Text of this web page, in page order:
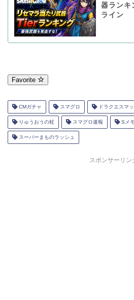
器ランキ
ライン
Favorite
CMガチャ スマグロ ドラクエスマ
りゅうおうの杖 スマグロ速報 Sメ
スーパーまものラッシュ
スポンサーリン